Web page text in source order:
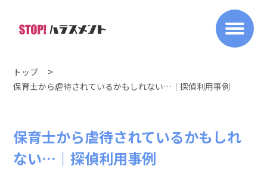
トップ
保育士から虐待されているかもしれない…｜探偵利用事例
保育士から虐待されているかもしれ
ない…｜探偵利用事例